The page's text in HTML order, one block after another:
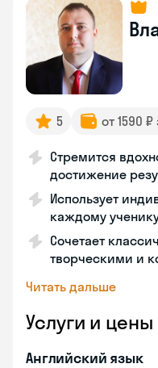
5 от 1590
Стремится
достижение
Использует
каждому
Сочетает
творческими и
Читать дальше
Услуги и цены
Английский язык